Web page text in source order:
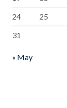
24
25
31
« May